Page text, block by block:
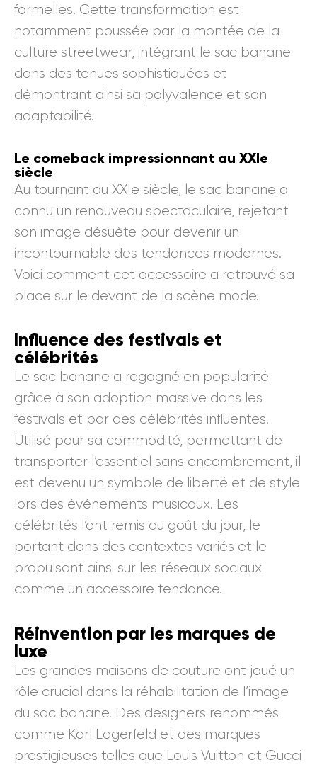
formelles. Cette transformation est
notamment poussée par la montée de la
culture streetwear, intégrant le sac banane
dans des tenues sophistiquées et
démontrant ainsi sa polyvalence et son
adaptabilité.
Le comeback impressionnant au XXIe
siècle
Au tournant du XXIe siècle, le sac banane a
connu un renouveau spectaculaire, rejetant
son image désuète pour devenir un
incontournable des tendances modernes.
Voici comment cet accessoire a retrouvé sa
place sur le devant de la scène mode.
Influence des festivals et
célébrités
Le sac banane a regagné en popularité
grâce à son adoption massive dans les
festivals et par des célébrités influentes.
Utilisé pour sa commodité, permettant de
transporter l’essentiel sans encombrement, il
est devenu un symbole de liberté et de style
lors des événements musicaux. Les
célébrités l’ont remis au goût du jour, le
portant dans des contextes variés et le
propulsant ainsi sur les réseaux sociaux
comme un accessoire tendance.
Réinvention par les marques de
luxe
Les grandes maisons de couture ont joué un
rôle crucial dans la réhabilitation de l’image
du sac banane. Des designers renommés
comme Karl Lagerfeld et des marques
prestigieuses telles que Louis Vuitton et Gucci